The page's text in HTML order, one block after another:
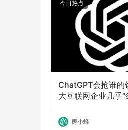
今日热点
ChatGPT会抢谁的
大互联网企业几乎“
房小蜂